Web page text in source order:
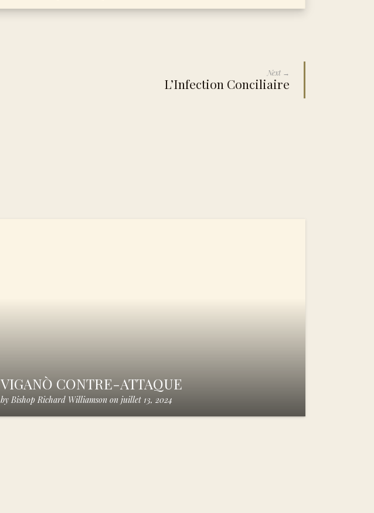
Next →
L’Infection Conciliaire
VIGANÒ CONTRE-ATTAQUE
by Bishop Richard Williamson on juillet 13, 2024